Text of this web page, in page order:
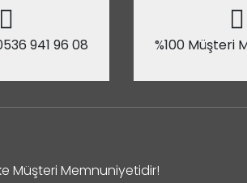
941 96 08 %100 Müşteri
Müşteri Memnuniyetidir!